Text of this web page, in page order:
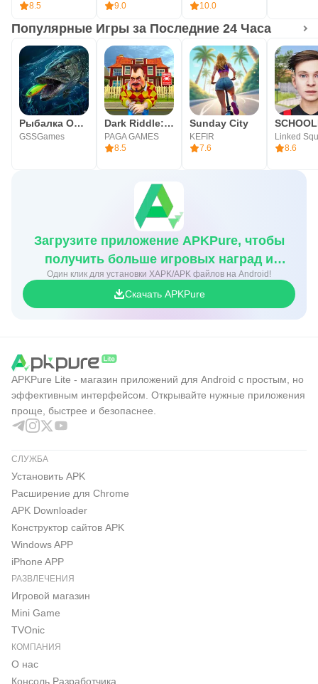
8.5 9.0 10.0
Популярные Игры за Последние 24 Часа
Рыбалка Онлайн: Симулятор
GSSGames
Dark Riddle: Секрет соседа
PAGA GAMES
8.5
Sunday City
KEFIR
7.6
Linked
8.6
Загрузите приложение APKPure, чтобы
получить больше игровых наград и
скидок
Один клик для установки XAPK/APK файлов на Android!
Скачать APKPure
APKPure Lite - магазин приложений для Android с простым, но
эффективным интерфейсом. Открывайте нужные приложения
проще, быстрее и безопаснее.
СЛУЖБА
Установить APK
Расширение для Chrome
APK Downloader
Конструктор сайтов APK
Windows APP
iPhone APP
РАЗВЛЕЧЕНИЯ
Игровой магазин
Mini Game
TVOnic
КОМПАНИЯ
О нас
Консоль Pазработчика